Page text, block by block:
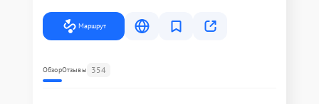
Маршрут
ОбзорОтзывы 354